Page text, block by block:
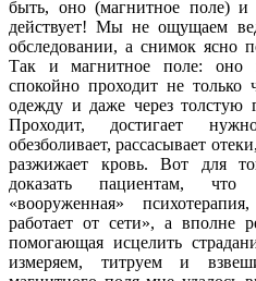
быть, оно (магнитное поле) и
действует! Мы не ощущаем
обследовании, а снимок ясно
Так и магнитное поле: оно
спокойно проходит не только
одежду и даже через толстую
Проходит, достигает
обезболивает, рассасывает
разжижает кровь. Вот для
доказать пациентам,
«вооруженная»
работает от сети», а вполне
помогающая исцелить
измеряем, титруем и